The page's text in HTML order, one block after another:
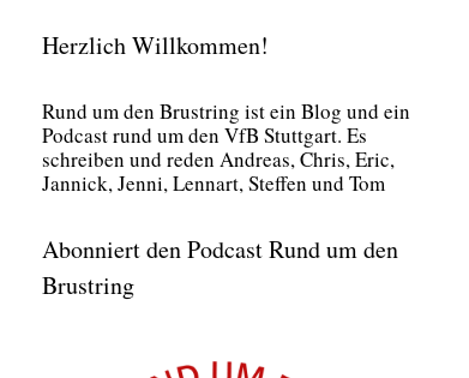
Herzlich Willkommen!
Rund um den Brust­ring ist ein Blog und ein
Pod­cast rund um den VfB Stutt­gart. Es
schrei­ben und reden Andre­as, Chris, Eric,
Jan­nick, Jen­ni, Lenn­art, Stef­fen und Tom
Abonniert den Podcast Rund um den
Brustring